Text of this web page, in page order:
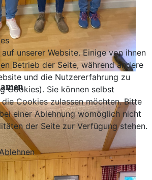
unserer Website. Einige von ihnen
Betrieb der Seite, während andere
und die Nutzererfahrung zu
Cookies). Sie können selbst
Cookies zulassen möchten. Bitte
einer Ablehnung womöglich nicht
der Seite zur Verfügung stehen.
Ablehnen